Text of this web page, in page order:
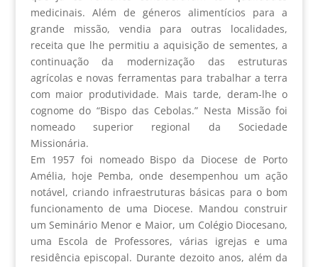
medicinais. Além de géneros alimentícios para a
grande missão, vendia para outras localidades,
receita que lhe permitiu a aquisição de sementes, a
continuação da modernização das estruturas
agrícolas e novas ferramentas para trabalhar a terra
com maior produtividade. Mais tarde, deram-lhe o
cognome do “Bispo das Cebolas.” Nesta Missão foi
nomeado superior regional da Sociedade
Missionária.
Em 1957 foi nomeado Bispo da Diocese de Porto
Amélia, hoje Pemba, onde desempenhou um ação
notável, criando infraestruturas básicas para o bom
funcionamento de uma Diocese. Mandou construir
um Seminário Menor e Maior, um Colégio Diocesano,
uma Escola de Professores, várias igrejas e uma
residência episcopal. Durante dezoito anos, além da